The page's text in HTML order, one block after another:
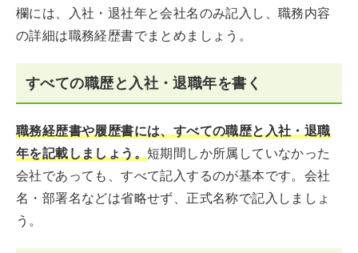
欄には、入社・退社年と会社名のみ記入し、職務内容
の詳細は職務経歴書でまとめましょう。
すべての職歴と入社・退職年を書く
職務経歴書や履歴書には、すべての職歴と入社・退職
年を記載しましょう。短期間しか所属していなかった
会社であっても、すべて記入するのが基本です。会社
名・部署名などは省略せず、正式名称で記入しましょ
う。